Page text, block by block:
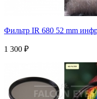
Фильтр IR 680 52 mm
1 300 ₽